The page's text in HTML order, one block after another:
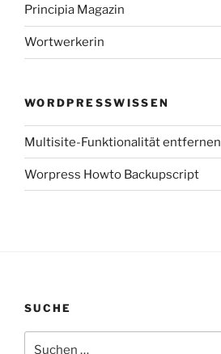
Principia Magazin
Wortwerkerin
WORDPRESSWISSEN
Multisite-Funktionalität entfernen
Worpress Howto Backupscript
SUCHE